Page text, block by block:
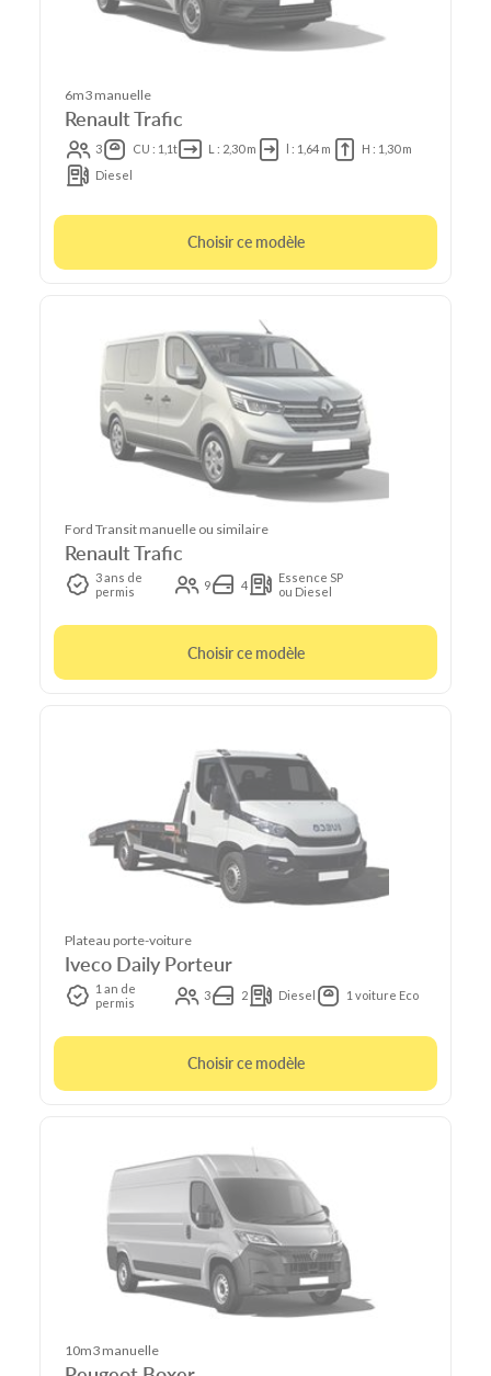
6m3 manuelle
Renault Trafic
3 CU : 1,1t L : 2,30 m l : 1,64 m
H : 1,30 m
Diesel
Choisir ce modèle
Ford Transit manuelle ou similaire
Renault Trafic
3 ans de
permis
9 4
Essence SP
ou Diesel
Choisir ce modèle
Plateau porte-voiture
Iveco Daily Porteur
1 an de
permis
3 2 Diesel 1 voiture Eco
Choisir ce modèle
10m3 manuelle